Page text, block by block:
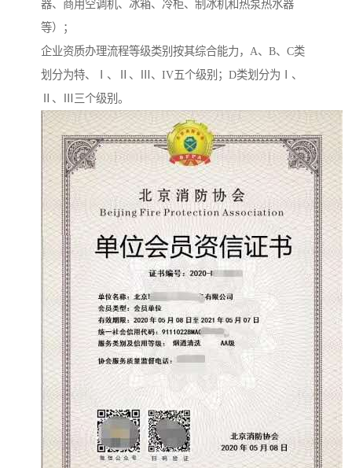
器、商用空调机、冰箱、冷柜、制冰机和热泵热水器
等）；
企业资质办理流程等级类别按其综合能力，A、B、C类
划分为特、Ⅰ、Ⅱ、Ⅲ、IV五个级别；D类划分为Ⅰ、
Ⅱ、Ⅲ三个级别。